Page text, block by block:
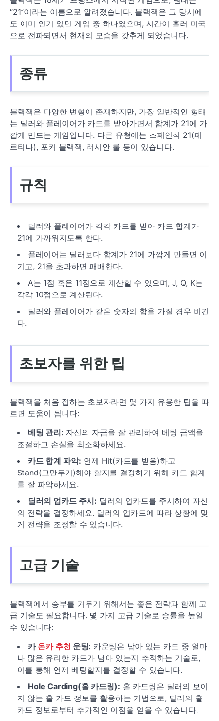
“21”이라는 이름으로 알려졌습니다. 블랙잭은 그 당시에
도 이미 인기 있던 게임 중 하나였으며, 시간이 흘러 미국
으로 전파되면서 현재의 모습을 갖추게 되었습니다.
종류
블랙잭은 다양한 변형이 존재하지만, 가장 일반적인 형태
는 딜러와 플레이어가 카드를 받아가면서 합계가 21에 가
깝게 만드는 게임입니다. 다른 유형에는 스페인식 21(페
르티나), 포커 블랙잭, 러시안 룰 등이 있습니다.
규칙
딜러와 플레이어가 각각 카드를 받아 카드 합계가
21에 가까워지도록 한다.
플레이어는 딜러보다 합계가 21에 가깝게 만들면 이
기고, 21을 초과하면 패배한다.
A는 1점 혹은 11점으로 계산할 수 있으며, J, Q, K는
각각 10점으로 계산된다.
딜러와 플레이어가 같은 숫자의 합을 가질 경우 비긴
다.
초보자를 위한 팁
블랙잭을 처음 접하는 초보자라면 몇 가지 유용한 팁을 따
르면 도움이 됩니다:
베팅 관리: 자신의 자금을 잘 관리하여 베팅 금액을
조절하고 손실을 최소화하세요.
카드 합계 파악: 언제 Hit(카드를 받음)하고
Stand(그만두기)해야 할지를 결정하기 위해 카드 합계
를 잘 파악하세요.
딜러의 업카드 주시: 딜러의 업카드를 주시하여 자신
의 전략을 결정하세요. 딜러의 업카드에 따라 상황에 맞
게 전략을 조정할 수 있습니다.
고급 기술
블랙잭에서 승부를 거두기 위해서는 좋은 전략과 함께 고
급 기술도 필요합니다. 몇 가지 고급 기술로 승률을 높일
수 있습니다:
카 온카 추천 운팅: 카운팅은 남아 있는 카드 중 얼마
나 많은 유리한 카드가 남아 있는지 추적하는 기술로,
이를 통해 언제 베팅할지를 결정할 수 있습니다.
Hole Carding(홀 카드링): 홀 카드링은 딜러의 보이
지 않는 홀 카드 정보를 활용하는 기법으로, 딜러의 홀
카드 정보로부터 추가적인 이점을 얻을 수 있습니다.